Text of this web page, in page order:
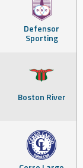
Defensor
Sporting
Boston River